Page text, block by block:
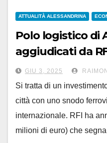
ATTUALITÀ ALESSANDRINA
Polo logistico di
aggiudicati da
rinnovare lo
GIU 3, 2025
Si tratta di un
città con uno snodo
internazionale. RFI ha
milioni di euro) che